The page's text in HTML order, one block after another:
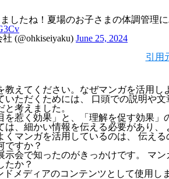
したね！夏場のお子さまの体調管理
(@ohkiseiyaku) June 25, 2024
引用
えてください。なぜマンガを活用し
いただくためには、 口頭での説明や
考えました。
惹く効果」と、「理解を促す効果」
、細かい情報を伝える必要があり
くマンガを活用しているのは、 伝え
ですか？
会で知ったのがきっかけです。 マ
たか？
ドメディアのコンテンツとして使用